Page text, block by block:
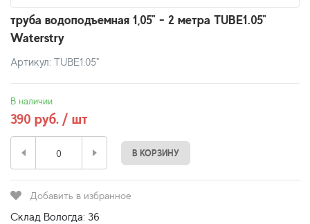
труба водоподъемная 1,05" - 2 метра TUBE1.05"
Waterstry
Артикул: TUBE1.05"
В наличии
390 руб. / шт
В КОРЗИНУ
Добавить в избранное
Склад Вологда: 36